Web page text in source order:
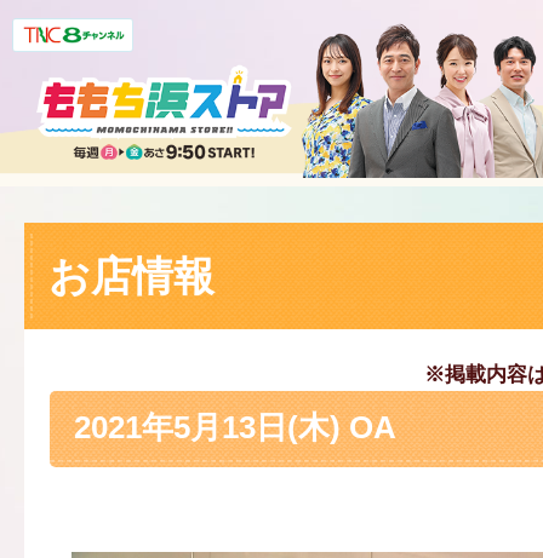
お店情報
※掲載内容
2021年5月13日(木) OA